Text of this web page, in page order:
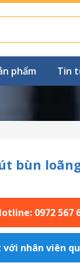
phẩm Tin
bùn loãng
0972 567
với nhân viên